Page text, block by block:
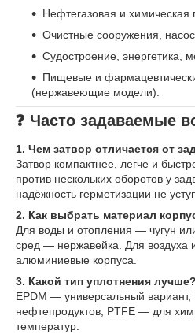
Нефтегазовая и
Очистные сооружения,
Судостроение, энергетика,
Пищевые и
(нержавеющие модели).
❓ Часто задаваемые
1. Чем затвор отличается от
Затвор компактнее, легче и
против нескольких оборотов у
надёжность герметизации не
2. Как выбрать материал
Для воды и отопления — чугун
сред — нержавейка. Для воздуха
алюминиевые корпуса.
3. Какой тип уплотнения лучше?
EPDM — универсальный
нефтепродуктов, PTFE — для
температур.